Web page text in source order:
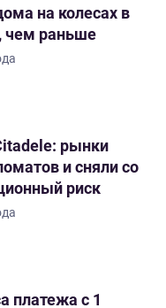
на колесах в
чем раньше
рынки
и сняли со
риск
платежа с 1